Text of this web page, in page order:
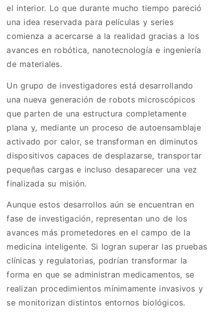
el interior. Lo que durante mucho tiempo pareció
una idea reservada para películas y series
comienza a acercarse a la realidad gracias a los
avances en robótica, nanotecnología e ingeniería
de materiales.
Un grupo de investigadores está desarrollando
una nueva generación de robots microscópicos
que parten de una estructura completamente
plana y, mediante un proceso de autoensamblaje
activado por calor, se transforman en diminutos
dispositivos capaces de desplazarse, transportar
pequeñas cargas e incluso desaparecer una vez
finalizada su misión.
Aunque estos desarrollos aún se encuentran en
fase de investigación, representan uno de los
avances más prometedores en el campo de la
medicina inteligente. Si logran superar las pruebas
clínicas y regulatorias, podrían transformar la
forma en que se administran medicamentos, se
realizan procedimientos mínimamente invasivos y
se monitorizan distintos entornos biológicos.